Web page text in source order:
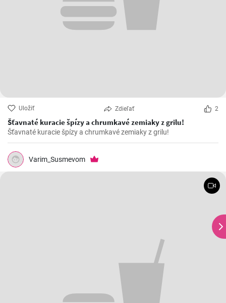
Uložiť Zdieľať 2
Šťavnaté kuracie špízy a chrumkavé zemiaky z grilu!
Šťavnaté kuracie špízy a chrumkavé zemiaky z grilu!
Varim_Susmevom